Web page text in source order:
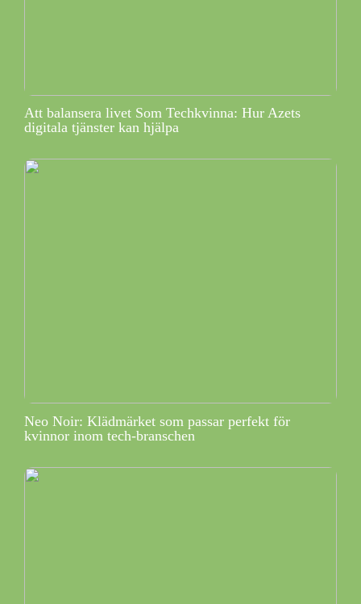
Att balansera livet Som Techkvinna: Hur Azets
digitala tjänster kan hjälpa
Neo Noir: Klädmärket som passar perfekt för
kvinnor inom tech-branschen